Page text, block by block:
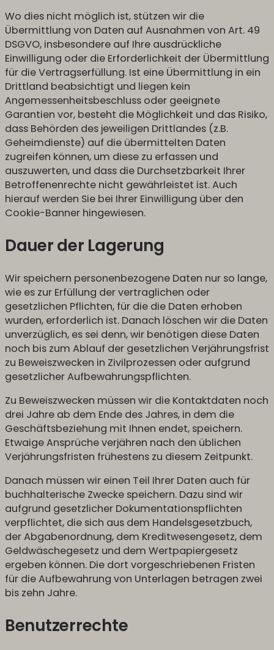
Wo dies nicht möglich ist, stützen wir die
Übermittlung von Daten auf Ausnahmen von Art. 49
DSGVO, insbesondere auf Ihre ausdrückliche
Einwilligung oder die Erforderlichkeit der Übermittlung
für die Vertragserfüllung. Ist eine Übermittlung in ein
Drittland beabsichtigt und liegen kein
Angemessenheitsbeschluss oder geeignete
Garantien vor, besteht die Möglichkeit und das Risiko,
dass Behörden des jeweiligen Drittlandes (z.B.
Geheimdienste) auf die übermittelten Daten
zugreifen können, um diese zu erfassen und
auszuwerten, und dass die Durchsetzbarkeit Ihrer
Betroffenenrechte nicht gewährleistet ist. Auch
hierauf werden Sie bei Ihrer Einwilligung über den
Cookie-Banner hingewiesen.
Dauer der Lagerung
Wir speichern personenbezogene Daten nur so lange,
wie es zur Erfüllung der vertraglichen oder
gesetzlichen Pflichten, für die die Daten erhoben
wurden, erforderlich ist. Danach löschen wir die Daten
unverzüglich, es sei denn, wir benötigen diese Daten
noch bis zum Ablauf der gesetzlichen Verjährungsfrist
zu Beweiszwecken in Zivilprozessen oder aufgrund
gesetzlicher Aufbewahrungspflichten.
Zu Beweiszwecken müssen wir die Kontaktdaten noch
drei Jahre ab dem Ende des Jahres, in dem die
Geschäftsbeziehung mit Ihnen endet, speichern.
Etwaige Ansprüche verjähren nach den üblichen
Verjährungsfristen frühestens zu diesem Zeitpunkt.
Danach müssen wir einen Teil Ihrer Daten auch für
buchhalterische Zwecke speichern. Dazu sind wir
aufgrund gesetzlicher Dokumentationspflichten
verpflichtet, die sich aus dem Handelsgesetzbuch,
der Abgabenordnung, dem Kreditwesengesetz, dem
Geldwäschegesetz und dem Wertpapiergesetz
ergeben können. Die dort vorgeschriebenen Fristen
für die Aufbewahrung von Unterlagen betragen zwei
bis zehn Jahre.
Benutzerrechte